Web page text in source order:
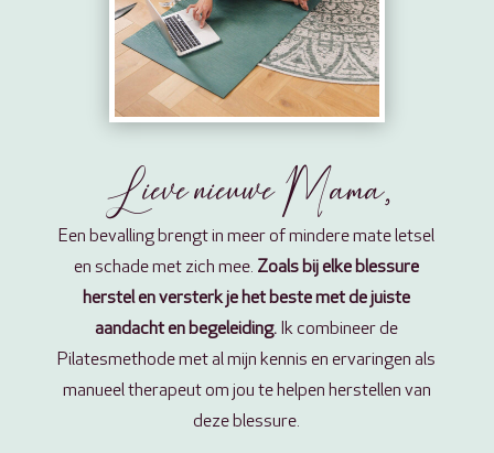
Lieve nieuwe Mama,
Een bevalling brengt in meer of mindere mate letsel
en schade met zich mee. Zoals bij elke blessure
herstel en versterk je het beste met de juiste
aandacht en begeleiding. Ik combineer de
Pilatesmethode met al mijn kennis en ervaringen als
manueel therapeut om jou te helpen herstellen van
deze blessure.